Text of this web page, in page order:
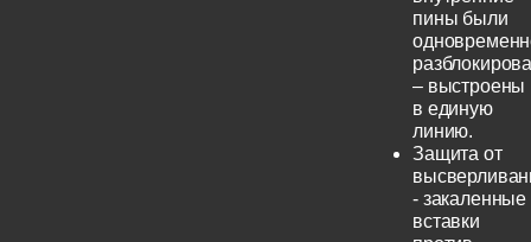
пины были
– выстроены
в единую
линию.
Защита от
- закаленные
вставки